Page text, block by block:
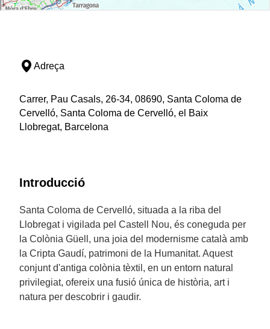
Adreça
Carrer, Pau Casals, 26-34, 08690, Santa Coloma de
Cervelló, Santa Coloma de Cervelló, el Baix
Llobregat, Barcelona
Introducció
Santa Coloma de Cervelló, situada a la riba del
Llobregat i vigilada pel Castell Nou, és coneguda per
la Colònia Güell, una joia del modernisme català amb
la Cripta Gaudí, patrimoni de la Humanitat. Aquest
conjunt d'antiga colònia tèxtil, en un entorn natural
privilegiat, ofereix una fusió única de història, art i
natura per descobrir i gaudir.